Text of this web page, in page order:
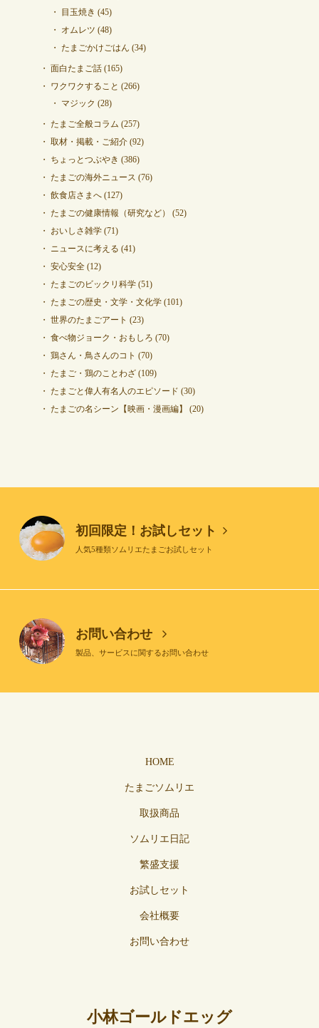
目玉焼き (45)
オムレツ (48)
たまごかけごはん (34)
面白たまご話(165)
ワクワクすること (266)
マジック (28)
たまご全般コラム (257)
取材・掲載・ご紹介(92)
ちょっとつぶやき (386)
たまごの海外ニュース (76)
飲食店さまへ(127)
たまごの健康情報（研究など）
(52)
おいしさ雑学(71)
ニュースに考える (41)
安心安全(12)
たまごのビックリ科学(51)
たまごの歴史・文学・文化学(101)
世界のたまごアート (23)
食べ物ジョーク・おもしろ (70)
鶏さん・鳥さんのコト (70)
たまご・鶏のことわざ(109)
たまごと偉人有名人のエピソード (30)
たまごの名シーン【映画・漫画編】
(20)
初回限定！お試しセット
人気5種類ソムリエたまごお試しセット
お問い合わせ
製品、サービスに関するお問い合わせ
HOME
たまごソムリエ
取扱商品
ソムリエ日記
繁盛支援
お試しセット
会社概要
お問い合わせ
小林ゴールドエッグ